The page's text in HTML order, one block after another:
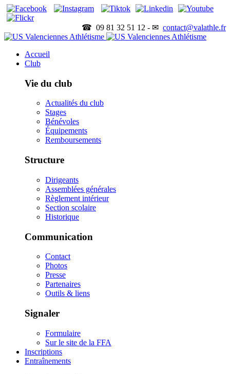
☎ 09 81 32 51 12 - ✉ contact@valathle.fr
Accueil
Club
Vie du club
Actualités du club
Stages
Bénévoles
Équipements
Remboursements
Structure
Dirigeants
Assemblées générales
Règlement intérieur
Section scolaire
Historique
Communication
Contact
Photos
Presse
Partenaires
Outils & liens
Signaler
Formulaire
Sur le site de la FFA
Inscriptions
Entraînements